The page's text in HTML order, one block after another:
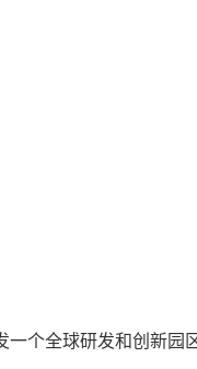
个全球研发和创新园